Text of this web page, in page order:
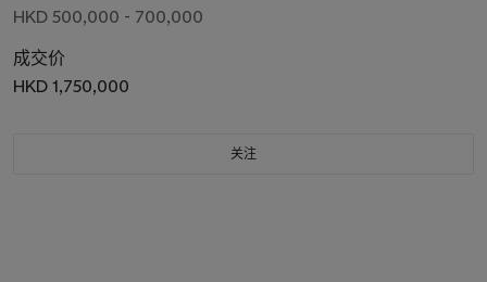
HKD 500,000 - 700,000
成交价
HKD 1,750,000
关注